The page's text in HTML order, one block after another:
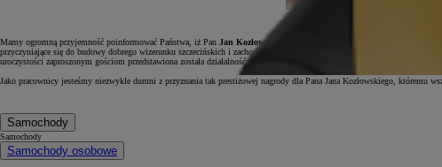
Mamy ogromną przyjemność poinformować Państwa, iż Pan Jan Kozłowski został uhonorowany w tym roku Buławą
przyczyniające się do budowy dobrego wizerunku szczecińskich i zachodniopomorskich firm w Polsce, Europie i na
uroczystości zaproszonym gościom przedstawiona została działalność i wieloletni dorobek Pana Jana Kozłowskiego.
Jako pracownicy jesteśmy niezwykle dumni z przyznania tak prestiżowej nagrody dla Pana Jana Kozłowskiego, któremu
Samochody
Samochody
Samochody osobowe